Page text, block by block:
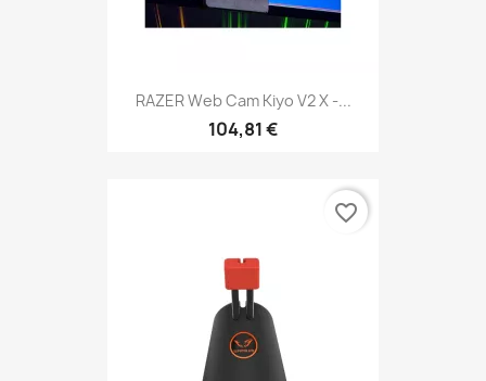
RAZER Web Cam Kiyo V2 X -...
104,81 €
favorite_border